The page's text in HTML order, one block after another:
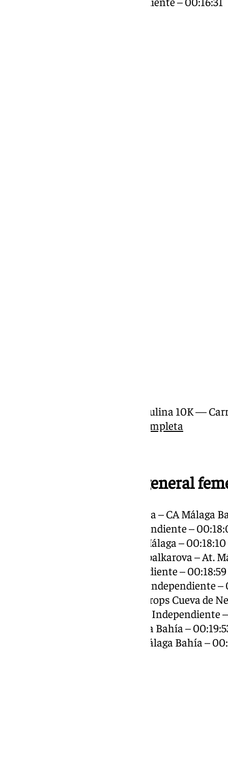
Clasificación general masculina 10K —
Descargar clasificación completa
Top 10 clasificación general
1. Laura Gálvez del Postigo Arana – CA Málaga
2. Raquel Vargas Judas – Independiente –
3. Yasmine Ionita Pricop – At. Málaga – 00:18:10
4. Aleksandra Aleksandrova Yabalkarova – At.
5. Mar Ramos García – Independiente – 00:18:59
6. Tamara García Maldonado – Independiente –
7. Elena Astorga Varela – Club Trops Cueva de
8. María Doumbia Mollfulleda – Independiente
9. Noa García Bravo – CA Málaga Bahía –
10. Adriana Ruiz Blanco – CA Málaga Bahía –